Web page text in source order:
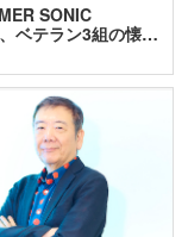
SONIC
ベテラン3組の懐…